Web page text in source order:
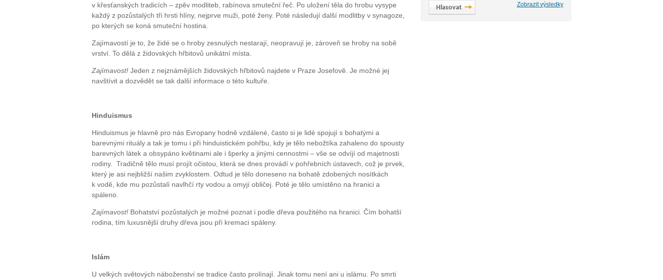
v křesťanských tradicích – zpěv modliteb, rabínova smuteční řeč. Po uložení těla do hrobu vysype
každý z pozůstalých tři hrsti hlíny, nejprve muži, poté ženy. Poté následují další modlitby v synagoze,
po kterých se koná smuteční hostina.
Zajímavostí je to, že židé se o hroby zesnulých nestarají, neopravují je, zároveň se hroby na sobě
vrství. To dělá z židovských hřbitovů unikátní místa.
Zajímavost! Jeden z nejznámějších židovských hřbitovů najdete v Praze Josefově. Je možné jej
navštívit a dozvědět se tak další informace o této kultuře.
Hinduismus
Hinduismus je hlavně pro nás Evropany hodně vzdálené, často si je lidé spojují s bohatými a
barevnými rituály a tak je tomu i při hinduistickém pohřbu, kdy je tělo nebožtíka zahaleno do spousty
barevných látek a obsypáno květinami ale i šperky a jinými cennostmi – vše se odvíjí od majetnosti
rodiny. Tradičně tělo musí projít očistou, která se dnes provádí v pohřebních ústavech, což je prvek,
který je asi nejbližší našim zvyklostem. Odtud je tělo doneseno na bohatě zdobených nosítkách
k vodě, kde mu pozůstalí navlhčí rty vodou a omyjí obličej. Poté je tělo umístěno na hranici a
spáleno.
Zajímavost! Bohatství pozůstalých je možné poznat i podle dřeva použitého na hranici. Čím bohatší
rodina, tím luxusnější druhy dřeva jsou při kremaci spáleny.
Islám
U velkých světových náboženství se tradice často prolínají. Jinak tomu není ani u islámu. Po smrti
Zobrazit výsledky